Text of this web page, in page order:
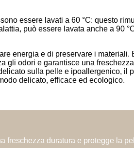
essere lavati a 60 °C: questo
può essere lavata anche a 90
energia e di preservare i
odori e garantisce una
sulla pelle e ipoallergenico, il
delicato, efficace ed ecologico.
freschezza duratura e protegge la